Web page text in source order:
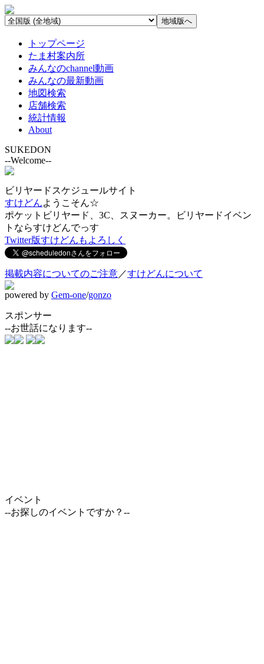
トップページ
たま村案内所
みんなのchannel動画
みんなの最新動画
地図検索
店舗検索
統計情報
About
SUKEDON
--Welcome--
ビリヤードスケジュールサイト
すけどんようこそん☆
ポケットビリヤード、3C、スヌーカー。ビリヤードイベン
トならすけどんでっす
Twitter版すけどんもよろしく
掲載内容についてのご注意／すけどんについて
powered by Gem-one/gonzo
スポンサー
--お世話になります--
イベント
--お探しのイベントですか？--